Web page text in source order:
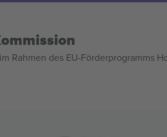
Rahmen des EU-Förderprogramms